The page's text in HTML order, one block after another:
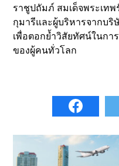
ราชูปถัมภ์ สมเด็จพระเท
กุมารีและผู้บริหารจากบริ
เพื่อตอกย้ำวิสัยทัศน์ในก
ของผู้คนทั่วโลก